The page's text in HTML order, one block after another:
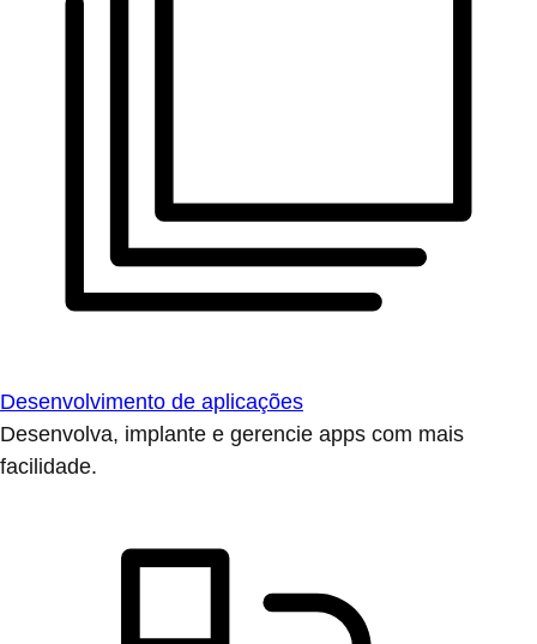
Desenvolvimento de aplicações
Desenvolva, implante e gerencie apps com mais
facilidade.